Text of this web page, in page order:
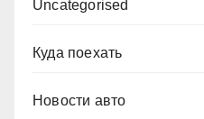
Uncategorised
Куда поехать
Новости авто